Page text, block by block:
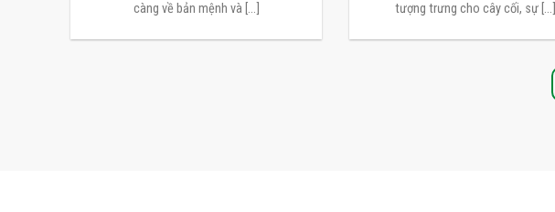
càng về bản mệnh và [...]
tượng trưng cho cây cối, sự [...]